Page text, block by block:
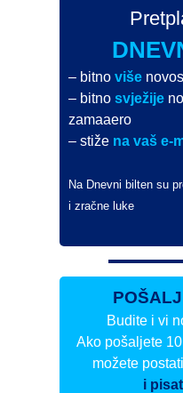
– bitnoviše
– bitnosvježije
zamaaero
– stiže na vaš e-
Na Dnevni bilten su
i zračne luke
Budite i vi
Ako pošaljete
možete
i